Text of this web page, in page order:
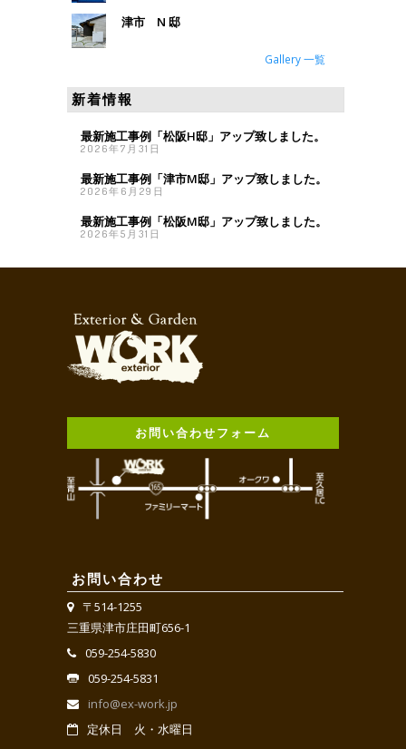
津市 N 邸
Gallery 一覧
新着情報
最新施工事例「松阪H邸」アップ致しました。
2026年7月31日
最新施工事例「津市M邸」アップ致しました。
2026年6月29日
最新施工事例「松阪M邸」アップ致しました。
2026年5月31日
お問い合わせフォーム
お問い合わせ
〒514-1255
三重県津市庄田町656-1
059-254-5830
059-254-5831
info@ex-work.jp
定休日 火・水曜日